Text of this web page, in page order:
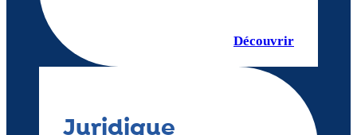
Découvrir
Juridique